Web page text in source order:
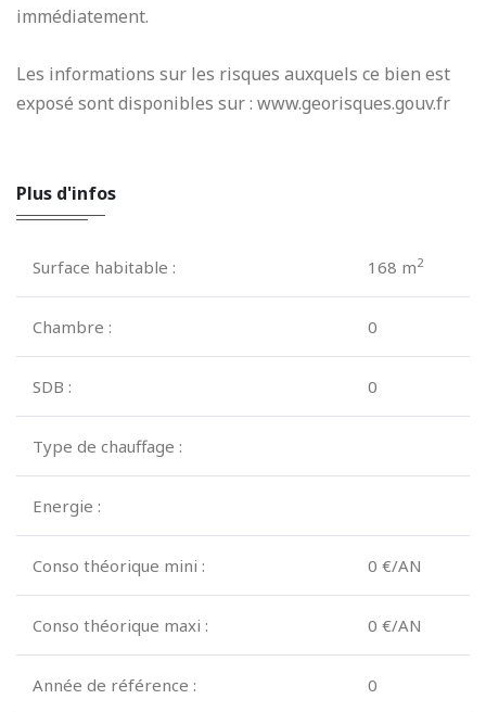
immédiatement.
Les informations sur les risques auxquels ce bien est
exposé sont disponibles sur : www.georisques.gouv.fr
Plus d'infos
Surface habitable : 168 m2
Chambre : 0
SDB : 0
Type de chauffage :
Energie :
Conso théorique mini : 0 €/AN
Conso théorique maxi : 0 €/AN
Année de référence : 0